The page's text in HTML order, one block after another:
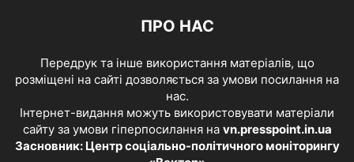
ПРО НАС
Передрук та інше використання матеріалів, що
розміщені на сайті дозволяється за умови посилання на
нас.
Інтернет-видання можуть використовувати матеріали
сайту за умови гіперпосилання на vn.presspoint.in.ua
Засновник: Центр соціально-політичного моніторингу